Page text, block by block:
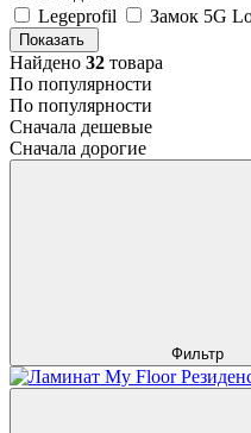
Legeprofil
Замок 5G
Показать
Найдено 32 товара
По популярности
По популярности
Сначала дешевые
Сначала дорогие
Фильтр